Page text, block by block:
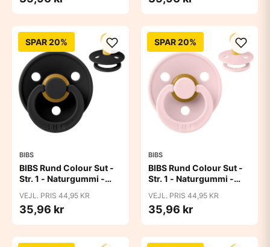
SPAR 20%
BIBS
BIBS Rund Colour Sut -
Str. 1 - Naturgummi -
VEJL. PRIS 44,95 KR
35,96 kr
SPAR 20%
BIBS
BIBS Rund Colour Sut -
Str. 1 - Naturgummi -
VEJL. PRIS 44,95 KR
35,96 kr